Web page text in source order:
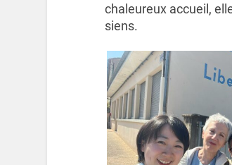
chaleureux accueil,
siens.